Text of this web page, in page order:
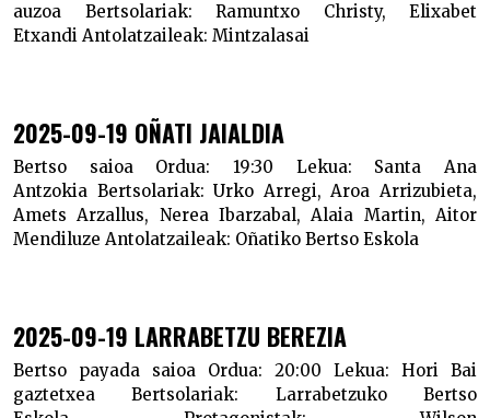
auzoa Bertsolariak: Ramuntxo Christy, Elixabet
Etxandi Antolatzaileak: Mintzalasai
2025-09-19 OÑATI JAIALDIA
Bertso saioa Ordua: 19:30 Lekua: Santa Ana
Antzokia Bertsolariak: Urko Arregi, Aroa Arrizubieta,
Amets Arzallus, Nerea Ibarzabal, Alaia Martin, Aitor
Mendiluze Antolatzaileak: Oñatiko Bertso Eskola
2025-09-19 LARRABETZU BEREZIA
Bertso payada saioa Ordua: 20:00 Lekua: Hori Bai
gaztetxeaBertsolariak: Larrabetzuko Bertso